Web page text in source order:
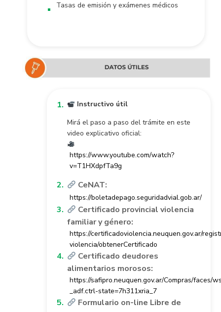
Tasas de emisión y exámenes médicos
Instructivo útil
Mirá el paso a paso del trámite en este
video explicativo oficial:
https://www.youtube.com/watch?
v=T1HXdpfTa9g
CeNAT:
https://boletadepago.seguridadvial.gob.ar/
Certificado provincial violencia
familiar y género:
https://certificadoviolencia.neuquen.gov.ar/
violencia/obtenerCertificado
Certificado deudores
alimentarios morosos:
https://safipro.neuquen.gov.ar/Compras/faces/
_adf.ctrl-state=7h311xria_7
Formulario on-line Libre de